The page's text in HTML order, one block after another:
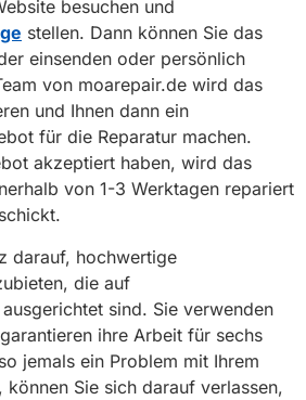
besuchen und
stellen. Dann können Sie das
einsenden oder persönlich
von moarepair.de wird das
und Ihnen dann ein
für die Reparatur machen.
akzeptiert haben, wird das
von 1-3 Werktagen repariert
darauf, hochwertige
die auf
sind. Sie verwenden
ihre Arbeit für sechs
jemals ein Problem mit Ihrem
können Sie sich darauf verlassen,